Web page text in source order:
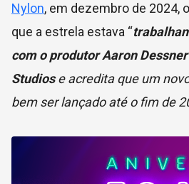
Nylon, em dezembro de 2024,
que a estrela estava “
com o produtor Aaron
Studiose acredita que um
bem ser lançado até o fim de